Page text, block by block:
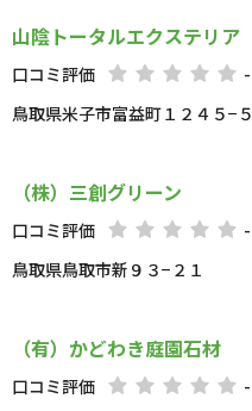
山陰トータルエクステリア
口コミ評価
-
鳥取県米子市富益町１２４５−５
（株）三創グリーン
口コミ評価
-
鳥取県鳥取市新９３−２１
（有）かどわき庭園石材
口コミ評価
-